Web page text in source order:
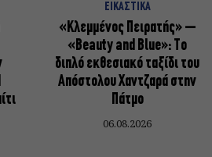
ΕΙΚΑΣΤΙΚΑ
«Κλεμμένος Πειρατής» –
«Beauty and Blue»: Το
διπλό εκθεσιακό ταξίδι του
Απόστολου Χαντζαρά στην
Πάτμο
06.08.2026